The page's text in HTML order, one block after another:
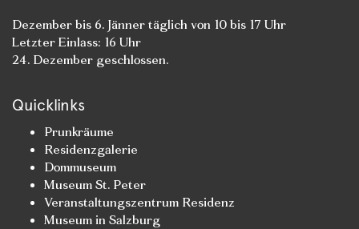
Dezember bis 6. Jänner täglich von 10 bis 17 Uhr
Letzter Einlass: 16 Uhr
24. Dezember geschlossen.
Quicklinks
Prunkräume
Residenzgalerie
Dommuseum
Museum St. Peter
Veranstaltungszentrum Residenz
Museum in Salzburg